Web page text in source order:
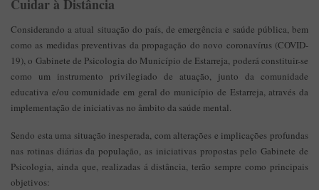
Cuidar à Distância
Considerando a atual situação do país, de emergência e saúde pública, bem
como as medidas preventivas da propagação do novo coronavírus (COVID-
19), o Gabinete de Psicologia do Município de Estarreja, poderá constituir-se
como um instrumento privilegiado de atuação, junto da comunidade
educativa e/ou comunidade em geral do município de Estarreja, através da
implementação de iniciativas no âmbito da saúde mental.
Sendo esta uma situação inesperada, com alterações e implicações profundas
nas rotinas diárias da população, as iniciativas propostas pelo Gabinete de
Psicologia, ainda que, realizadas á distância, terão sempre como principais
objetivos: